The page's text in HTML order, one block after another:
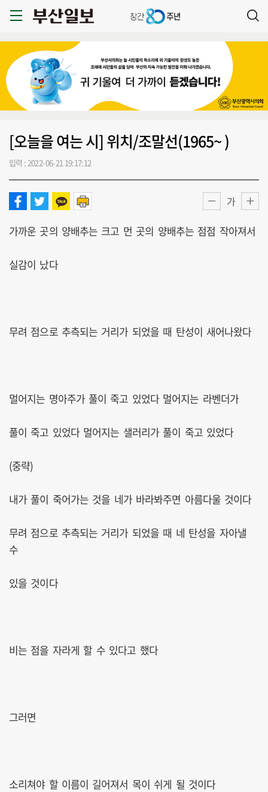
[오늘을 여는 시] 위치/조말선(1965~ )
입력 : 2022-06-21 19:17:12
가
가까운 곳의 양배추는 크고 먼 곳의 양배추는 점점 작아져서
실감이 났다
무려 점으로 추측되는 거리가 되었을 때 탄성이 새어나왔다
멀어지는 명아주가 풀이 죽고 있었다 멀어지는 라벤더가
풀이 죽고 있었다 멀어지는 샐러리가 풀이 죽고 있었다
(중략)
내가 풀이 죽어가는 것을 네가 바라봐주면 아름다울 것이다
무려 점으로 추측되는 거리가 되었을 때 네 탄성을 자아낼
수
있을 것이다
비는 점을 자라게 할 수 있다고 했다
그러면
소리쳐야 할 이름이 길어져서 목이 쉬게 될 것이다